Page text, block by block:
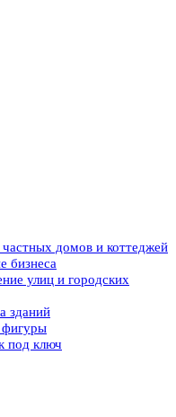
домов и коттеджей
бизнеса
улиц и городских
зданий
фигуры
под ключ